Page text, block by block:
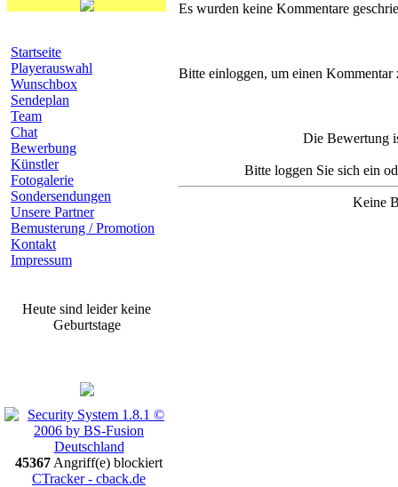
Startseite
Playerauswahl
Wunschbox
Sendeplan
Team
Chat
Bewerbung
Künstler
Fotogalerie
Sondersendungen
Unsere Partner
Bemusterung / Promotion
Kontakt
Impressum
Heute sind leider keine
Geburtstage
45367 Angriff(e) blockiert
CTracker - cback.de
Es wurden keine Kommentare
Bitte einloggen, um einen Kommentar
Die Bewertung
Bitte loggen Sie sich ein
Keine